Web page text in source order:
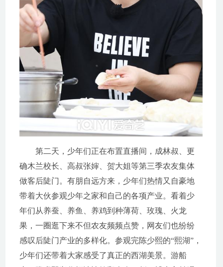
第二天，少年们正在布置直播间，成林叔、更
确木兰校长、高叔张婶、贺大姐等第三季农友集体
做客后陡门。有朋自远方来，少年们热情又自豪地
带着大伙参观少年之家和自己的各项产业。看着少
年们从养蚕、养鱼、养鸡到种薄荷、玫瑰、火龙
果，一圈逛下来不但农友频频点赞，网友们也纷纷
感叹后陡门产业的多样化。参观完陈少熙的“熙湖”，
少年们还带着大家感受了真正的西湖美景。游船